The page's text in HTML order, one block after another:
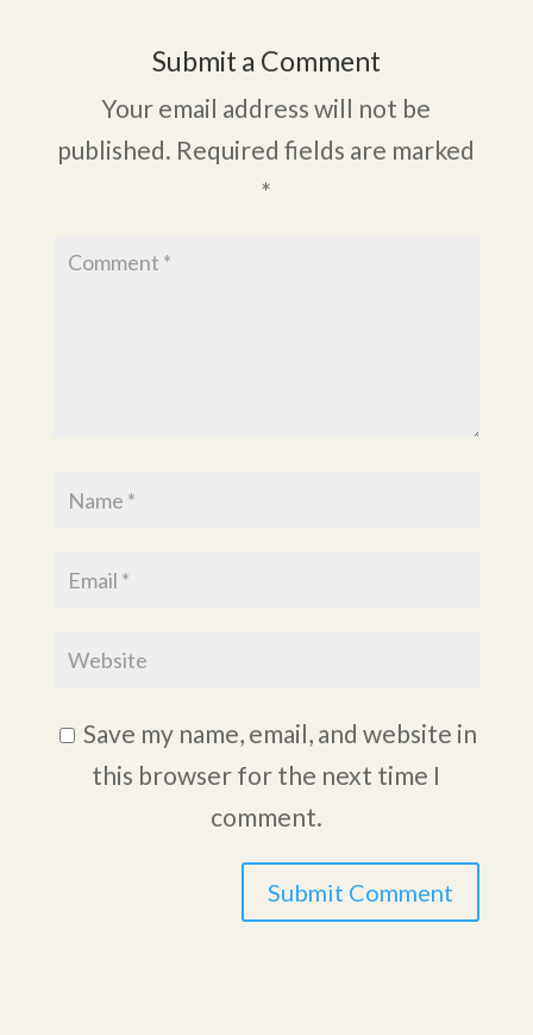
Submit a Comment
Your email address will not be
published. Required fields are marked
*
Save my name, email, and website in
this browser for the next time I
comment.